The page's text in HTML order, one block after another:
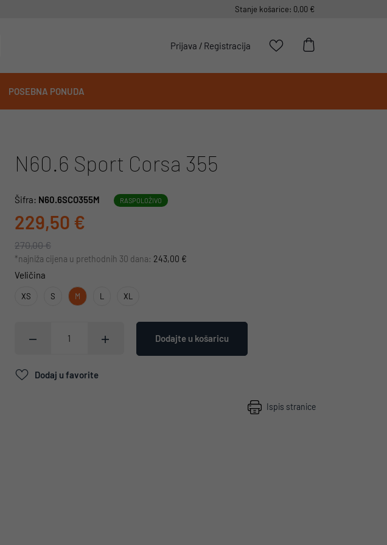
Stanje košarice: 0,00 €
Prijava / Registracija
POSEBNA PONUDA
N60.6 Sport Corsa 355
Šifra: N60.6SCO355M RASPOLOŽIVO
229,50 €
270,00 €
*najniža cijena u prethodnih 30 dana: 243,00 €
Veličina
XS S M L XL
Dodajte u košaricu
Dodaj u favorite
Ispis stranice